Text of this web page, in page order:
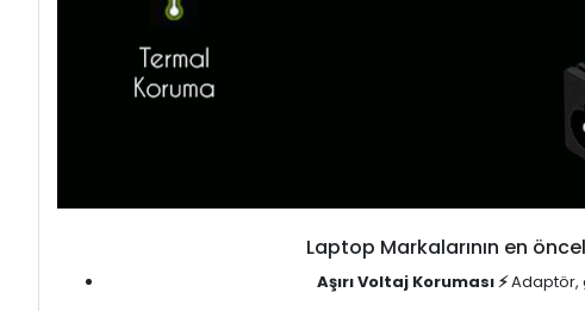
Laptop Markalarının en
Aşırı Voltaj Koruması ⚡Adaptör,